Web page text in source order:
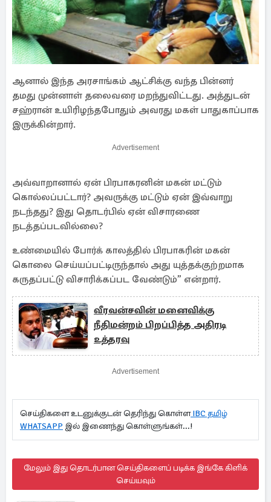
ஆனால் இந்த அரசாங்கம் ஆட்சிக்கு வந்த பின்னர்
தமது முன்னாள் தலைவரை மறந்துவிட்டது. அத்துடன்
சஹ்ரான் உயிரிழந்தபோதும் அவரது மகள் பாதுகாப்பாக
இருக்கின்றார்.
Advertisement
அவ்வாறானால் ஏன் பிரபாகரனின் மகன் மட்டும்
கொல்லப்பட்டார்? அவருக்கு மட்டும் ஏன் இவ்வாறு
நடந்தது? இது தொடர்பில் ஏன் விசாரணை
நடத்தப்படவில்லை?
உண்மையில் போர்க் காலத்தில் பிரபாகரின் மகன்
கொலை செய்யப்பட்டிருந்தால் அது யுத்தக்குற்றமாக
கருதப்பட்டு விசாரிக்கப்பட வேண்டும்” என்றார்.
வீரவன்சவின் மனைவிக்கு
நீதிமன்றம் பிறப்பித்த அதிரடி
உத்தரவு
Advertisement
செய்திகளை உடனுக்குடன் தெரிந்து கொள்ளIBC தமிழ்
WHATSAPP இல் இணைந்து கொள்ளுங்கள்...!
மேலும் இது தொடர்பான செய்திகளைப் படிக்க இங்கே கிளிக்
செய்யவும்